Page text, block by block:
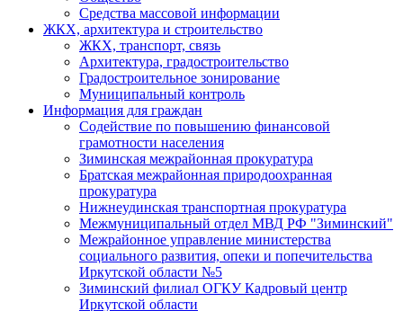
Средства массовой информации
ЖКХ, архитектура и строительство
ЖКХ, транспорт, связь
Архитектура, градостроительство
Градостроительное зонирование
Муниципальный контроль
Информация для граждан
Содействие по повышению финансовой
грамотности населения
Зиминская межрайонная прокуратура
Братская межрайонная природоохранная
прокуратура
Нижнеудинская транспортная прокуратура
Межмуниципальный отдел МВД РФ "Зиминский"
Межрайонное управление министерства
социального развития, опеки и попечительства
Иркутской области №5
Зиминский филиал ОГКУ Кадровый центр
Иркутской области